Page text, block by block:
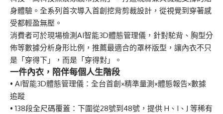
身體驗。全系列首次導入首創挖背剪裁設計，從視覺到穿著感
受都輕盈無壓。
消費者可於現場檢測AI智能3D體態管理儀，針對駝背、胸型分
佈等數據分析身形比例，推薦最適合的罩杯版型，讓內衣不只
是「穿得下」，而是「穿得對」。
一件內衣，陪伴每個人生階段
• AI智能3D體態管理儀：全台首創×精準量測×體態報告×數據
追蹤
• 138段全尺碼覆蓋：下圍從28號到48號，提供 H、I、J 等稀有